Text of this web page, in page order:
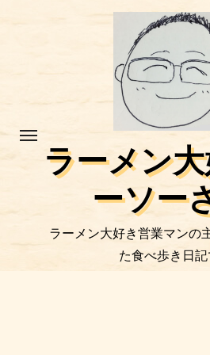
ラーメン
ーソー
ラーメン大好き営業マンの
た食べ歩き日記